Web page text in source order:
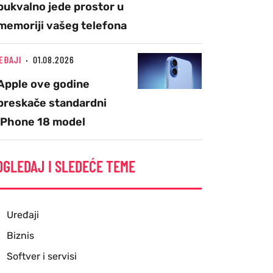
jede prostor u
vašeg telefona
01.08.2026
ove godine
standardni
18 model
I SLEDEĆE TEME
Uređaji
Biznis
Softver i servisi